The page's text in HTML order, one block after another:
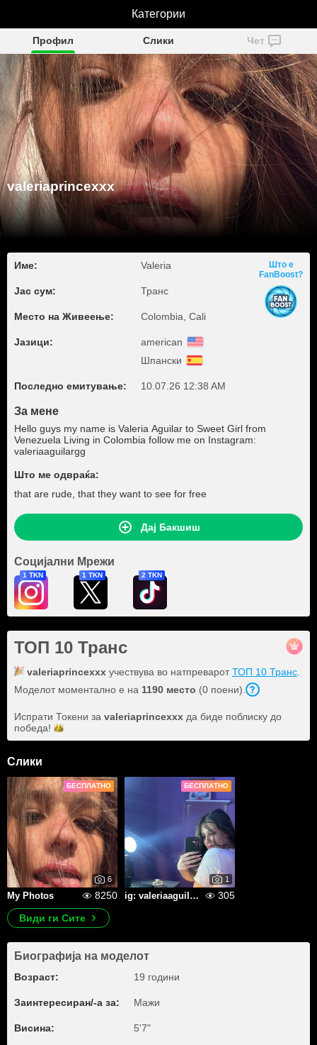
valeriaprincexxx
Профил Слики Чет
valeriaprincexxx
Име: Valeria
Јас сум: Транс
Место на Живеење: Colombia, Cali
Јазици:
american
Шпански
Последно емитување: 10.07.26 12:38 AM
Што е
FanBoost?
За мене
Hello guys my name is Valeria Aguilar to Sweet Girl from
Venezuela Living in Colombia follow me on Instagram:
valeriaaguilargg
Што ме одвраќа:
that are rude, that they want to see for free
Дај Бакшиш
Социјални Мрежи
1 TKN 1 TKN 2 TKN
ТОП 10 Транс
valeriaprincexxx учествува во натпреваротТОП 10 Транс
Моделот моментално е на 1190 место (0 поени).
Испрати Токени за valeriaprincexxx да биде поблиску до
победа!
Слики
БЕСПЛАТНО
6
My Photos 8250
БЕСПЛАТНО
1
ig: valeriaaguilargg
305
Види ги Сите
Биографија на моделот
Возраст: 19 години
Заинтересиран/-а за: Мажи
Висина: 5'7"
Категории